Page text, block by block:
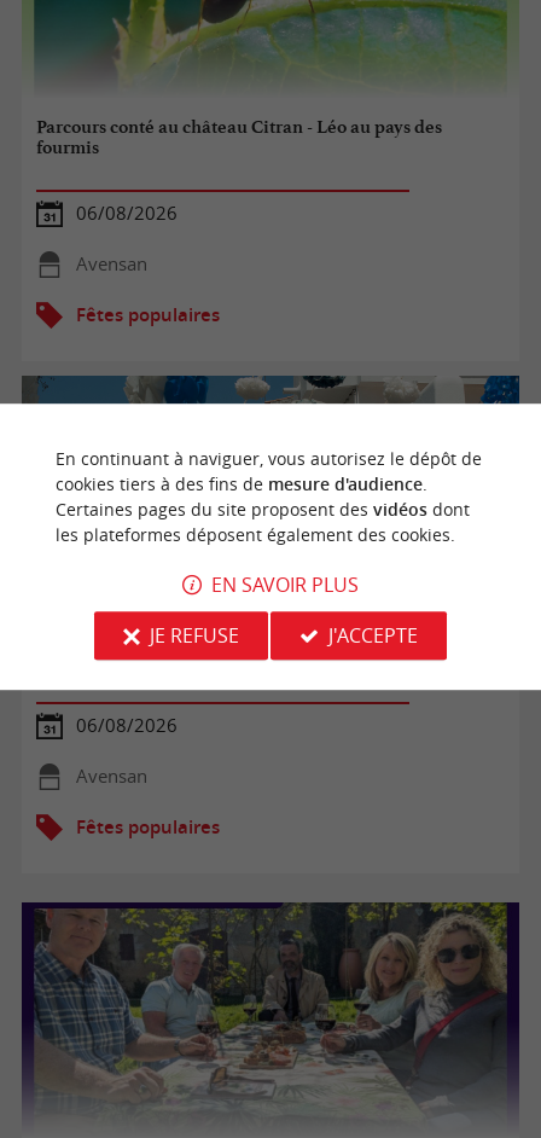
Parcours conté au château Citran - Léo au pays des
fourmis
06/08/2026
Avensan
Fêtes populaires
Parcours conté au Château Citran - Alice au pays des
tortues fête l'été
06/08/2026
Avensan
Fêtes populaires
En continuant à naviguer, vous autorisez le dépôt de
cookies tiers à des fins de mesure d'audience.
Certaines pages du site proposent des vidéosdont
les plateformes déposent également des cookies.
EN SAVOIR PLUS
JE REFUSE
J'ACCEPTE